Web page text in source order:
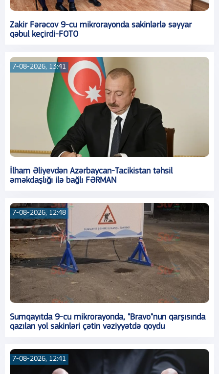
Zakir Fərəcov 9-cu mikrorayonda sakinlərlə səyyar
qəbul keçirdi-FOTO
7-08-2026, 13:41
İlham Əliyevdən Azərbaycan-Tacikistan təhsil
əməkdaşlığı ilə bağlı FƏRMAN
7-08-2026, 12:48
Sumqayıtda 9-cu mikrorayonda, "Bravo"nun qarşısında
qazılan yol sakinləri çətin vəziyyətdə qoydu
7-08-2026, 12:41